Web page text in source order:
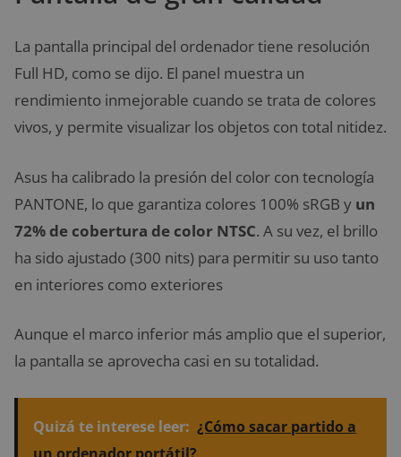
La pantalla principal del ordenador tiene resolución
Full HD, como se dijo. El panel muestra un
rendimiento inmejorable cuando se trata de colores
vivos, y permite visualizar los objetos con total nitidez.
Asus ha calibrado la presión del color con tecnología
PANTONE, lo que garantiza colores 100% sRGB y un
72% de cobertura de color NTSC. A su vez, el brillo
ha sido ajustado (300 nits) para permitir su uso tanto
en interiores como exteriores
Aunque el marco inferior más amplio que el superior,
la pantalla se aprovecha casi en su totalidad.
Quizá te interese leer: ¿Cómo sacar partido a